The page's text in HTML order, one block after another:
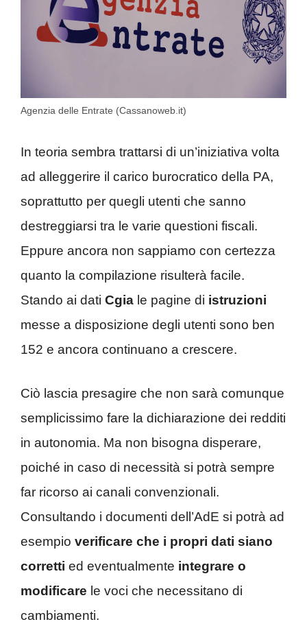
Agenzia delle Entrate (Cassanoweb.it)
In teoria sembra trattarsi di un’iniziativa volta
ad alleggerire il carico burocratico della PA,
soprattutto per quegli utenti che sanno
destreggiarsi tra le varie questioni fiscali.
Eppure ancora non sappiamo con certezza
quanto la compilazione risulterà facile.
Stando ai dati Cgia le pagine di istruzioni
messe a disposizione degli utenti sono ben
152 e ancora continuano a crescere.
Ciò lascia presagire che non sarà comunque
semplicissimo fare la dichiarazione dei redditi
in autonomia. Ma non bisogna disperare,
poiché in caso di necessità si potrà sempre
far ricorso ai canali convenzionali.
Consultando i documenti dell’AdE si potrà ad
esempio verificare che i propri dati siano
corretti ed eventualmente integrare o
modificare le voci che necessitano di
cambiamenti.